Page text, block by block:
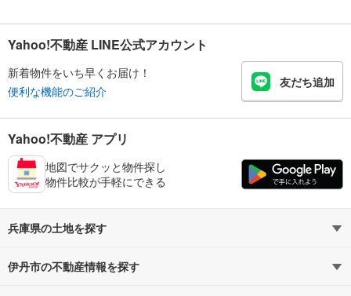
Yahoo!不動産 LINE公式アカウント
新着物件をいち早くお届け！
便利な機能のご紹介
友だち追加
Yahoo!不動産 アプリ
地図でサクッと物件探し
物件比較が手軽にできる
兵庫県の土地を探す
路線・駅から探す
伊丹市の不動産情報を探す